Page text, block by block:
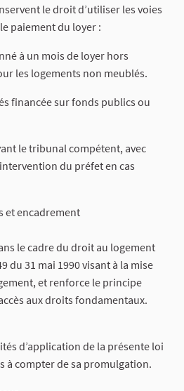
le droit d’utiliser les voies
paiement du loyer :
à un mois de loyer hors
les logements non meublés.
financée sur fonds publics ou
le tribunal compétent, avec
du préfet en cas
et encadrement
le cadre du droit au logement
du 31 mai 1990 visant à la mise
et renforce le principe
aux droits fondamentaux.
d’application de la présente loi
à compter de sa promulgation.